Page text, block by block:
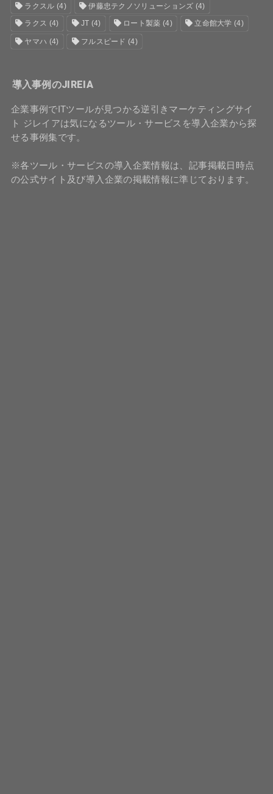
ラクスル (4) 伊藤忠テクノソリューションズ (4)
ラクス (4) JT (4) ロート製薬 (4) 立命館大学 (4)
ヤマハ (4) フルスピード (4)
導入事例のJIREIA
企業事例でITツールが見つかる逆引きマーケティングサイ
ト ジレイアは気になるツール・サービスを導入企業から探
せる事例集です。
※各ツール・サービスの導入企業情報は、記事掲載日時点
の公式サイト及び導入企業の掲載情報に準じております。